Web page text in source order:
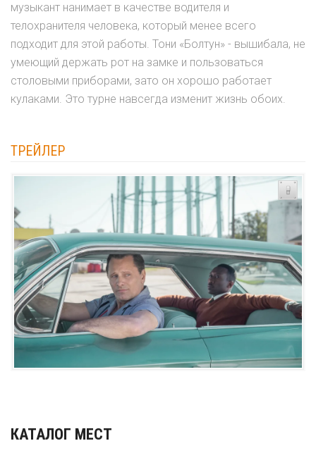
музыкант нанимает в качестве водителя и
телохранителя человека, который менее всего
подходит для этой работы. Тони «Болтун» - вышибала, не
умеющий держать рот на замке и пользоваться
столовыми приборами, зато он хорошо работает
кулаками. Это турне навсегда изменит жизнь обоих.
ТРЕЙЛЕР
КАТАЛОГ МЕСТ